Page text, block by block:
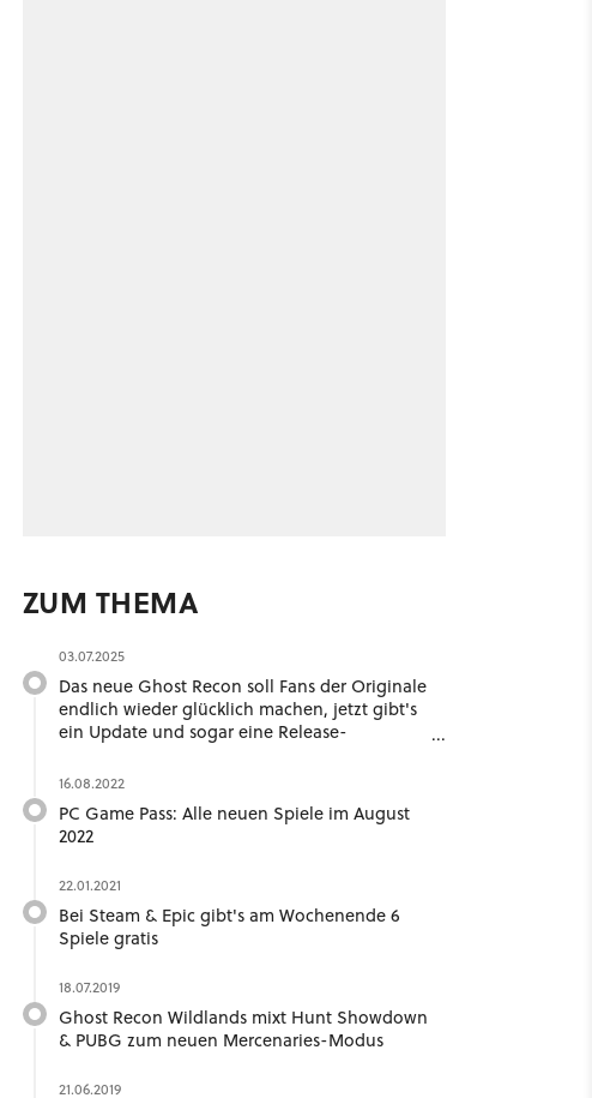
ZUM THEMA
03.07.2025
Das neue Ghost Recon soll Fans der Originale
endlich wieder glücklich machen, jetzt gibt's
ein Update und sogar eine Release-
16.08.2022
PC Game Pass: Alle neuen Spiele im August
2022
22.01.2021
Bei Steam & Epic gibt's am Wochenende 6
Spiele gratis
18.07.2019
Ghost Recon Wildlands mixt Hunt Showdown
& PUBG zum neuen Mercenaries-Modus
21.06.2019